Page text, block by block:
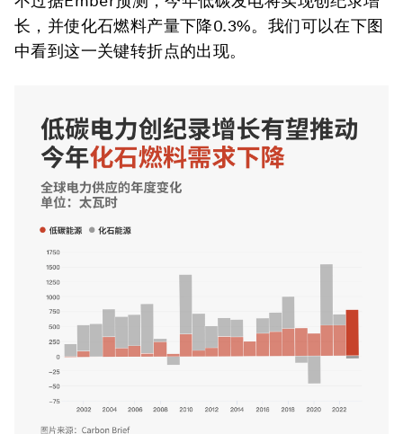
长，并使化石燃料产量下降0.3%。我们可以在下图
中看到这一关键转折点的出现。